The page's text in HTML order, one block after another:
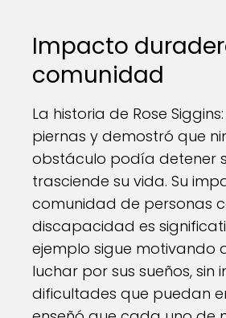
Impacto
comunidad
La historia de Rose
piernas y demostró que
obstáculo podía detener
trasciende su vida. Su
comunidad de personas
discapacidad es
ejemplo sigue motivando
luchar por sus sueños, sin
dificultades que puedan